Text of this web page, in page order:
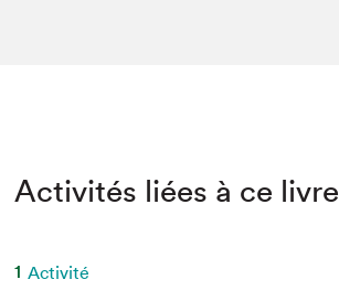
Activités liées à ce livre
1 Activité